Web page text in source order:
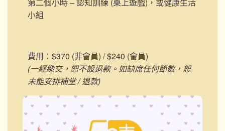
小組
費用：$370 (非會員) / $240 (會員)
(一經繳交，恕不設退款。如缺席任何節數，恕
未能安排補堂 / 退款)